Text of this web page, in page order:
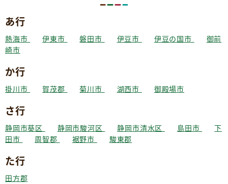
あ行
熱海市 伊東市 磐田市 伊豆市 伊豆の国市
御前
崎市
か行
掛川市 賀茂郡 菊川市 湖西市 御殿場市
さ行
静岡市葵区 静岡市駿河区 静岡市清水区 島田市
下
田市
周智郡 裾野市 駿東郡
た行
田方郡